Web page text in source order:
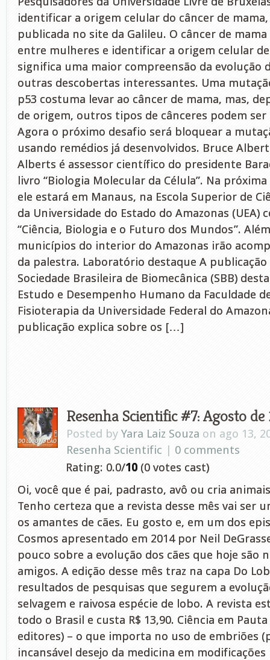
identificar a origem celular do câncer de
publicada no site da Galileu. O câncer de
entre mulheres e identificar a origem celular
significa uma maior compreensão da evolução
outras descobertas interessantes. Uma
p53 costuma levar ao câncer de mama, mas,
de origem, outros tipos de cânceres podem ser
Agora o próximo desafio será bloquear a
usando remédios já desenvolvidos. Bruce
Alberts é assessor científico do presidente
livro “Biologia Molecular da Célula”. Na
ele estará em Manaus, na Escola Superior de
da Universidade do Estado do Amazonas (UEA)
“Ciência, Biologia e o Futuro dos Mundos”.
municípios do interior do Amazonas irão
da palestra. Laboratório destaque A publicação
Sociedade Brasileira de Biomecânica (SBB)
Estudo e Desempenho Humano da Faculdade
Fisioterapia da Universidade Federal do
publicação explica sobre os […]
Resenha Scientific #7: Agosto de
Posted by Yara Laiz Souza on ago 13,
Resenha Scientific | 0 comments
Rating: 0.0/10 (0 votes cast)
Oi, você que é pai, padrasto, avô ou cria
Tenho certeza que a revista desse mês vai ser
os amantes de cães. Eu gosto e, em um dos
Cosmos apresentado em 2014 por Neil
pouco sobre a evolução dos cães que hoje são
amigos. A edição desse mês traz na capa Do
resultados de pesquisas que segurem a
selvagem e raivosa espécie de lobo. A revista
todo o Brasil e custa R$ 13,90. Ciência em
editores) – o que importa no uso de embriões
incansável desejo da medicina em